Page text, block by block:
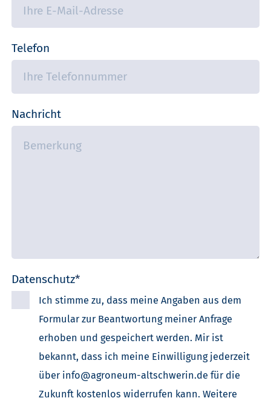
Telefon
Nachricht
Pflichtfeld
Datenschutz*
Ich stimme zu, dass meine Angaben aus dem
Formular zur Beantwortung meiner Anfrage
erhoben und gespeichert werden. Mir ist
bekannt, dass ich meine Einwilligung jederzeit
über info@agroneum-altschwerin.de für die
Zukunft kostenlos widerrufen kann. Weitere